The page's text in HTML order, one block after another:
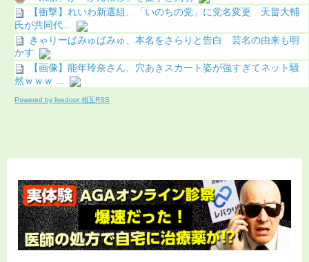
【衝撃】れいわ新選組、「いのちの党」に党名変更 天畠大輔
氏が共同代...
きゃりーぱみゅぱみゅ、本名をさらりと告白 芸名の由来も明
かす
【画像】能年玲奈さん、穴あきスカート姿が強すぎてネット騒
然ｗｗｗ ...
Powered by livedoor 相互RSS